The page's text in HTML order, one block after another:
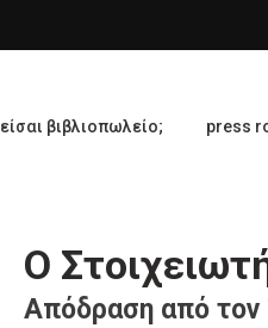
είσαι βιβλιοπωλείο; press
Ο
Απόδραση από